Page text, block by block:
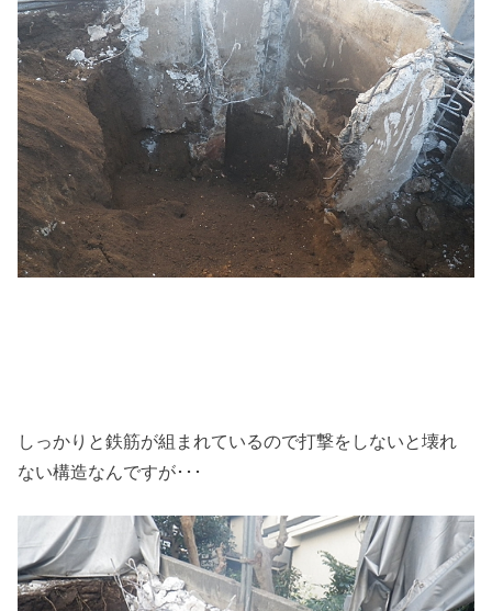
しっかりと鉄筋が組まれているので打撃をしないと壊れ
ない構造なんですが･･･